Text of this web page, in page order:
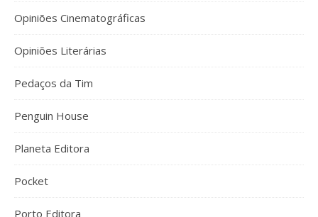
Opiniões Cinematográficas
Opiniões Literárias
Pedaços da Tim
Penguin House
Planeta Editora
Pocket
Porto Editora